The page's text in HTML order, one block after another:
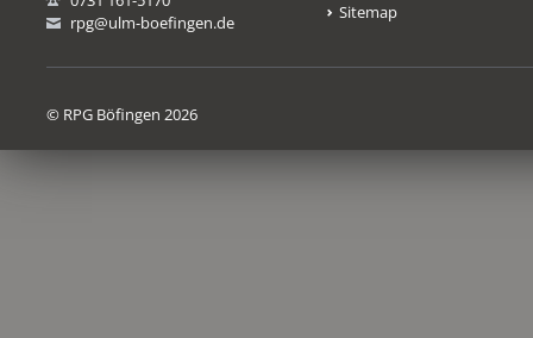
rpg@ulm-boefingen.de
Sitemap
© RPG Böfingen 2026